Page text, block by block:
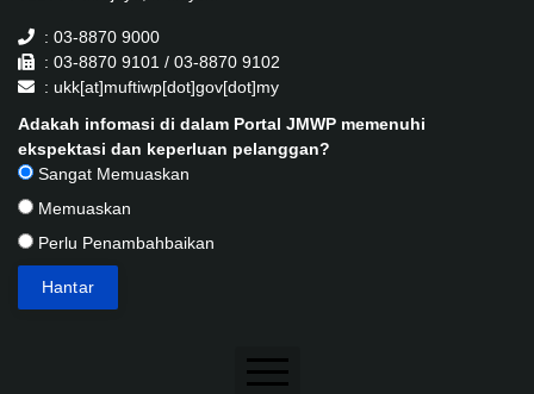
: 03-8870 9000
: 03-8870 9101 / 03-8870 9102
: ukk[at]muftiwp[dot]gov[dot]my
Adakah infomasi di dalam Portal JMWP memenuhi
ekspektasi dan keperluan pelanggan?
Sangat Memuaskan
Memuaskan
Perlu Penambahbaikan